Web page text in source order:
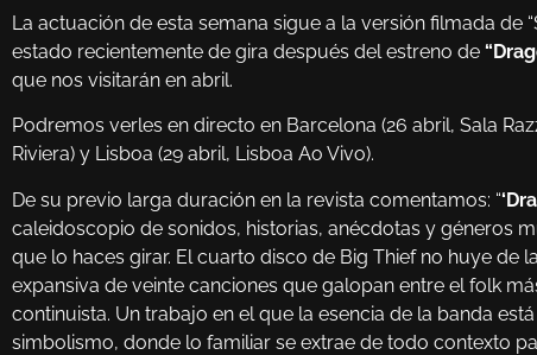
La actuación de esta semana sigue a la versión filmada de
estado recientemente de gira después del estreno de
que nos visitarán en abril.
Podremos verles en directo en Barcelona (26 abril, Sala
Riviera) y Lisboa (29 abril, Lisboa Ao Vivo).
De su previo larga duración en la revista comentamos: “
caleidoscopio de sonidos, historias, anécdotas y géneros
que lo haces girar. El cuarto disco de Big Thief no huye de
expansiva de veinte canciones que galopan entre el folk
continuista. Un trabajo en el que la esencia de la banda
simbolismo, donde lo familiar se extrae de todo contexto